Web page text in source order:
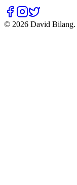
© 2026 David Bilang.